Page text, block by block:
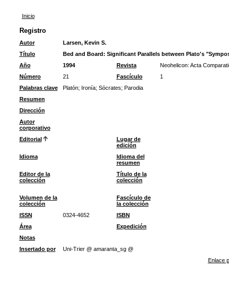
Inicio
Registro
Autor
Larsen, Kevin S.
Título
Bed and Board: Significant Parallels between Plato's
Año
1994 Revista
Neohelicon: Acta
Número
21 Fascículo
1
Palabras clave
Platón; Ironía; Sócrates; Parodia
Resumen
Dirección
Autor
corporativo
Editorial
Lugar de
edición
Idioma
Idioma del
resumen
Editor de la
colección
Título de la
colección
Volumen de la
colección
Fascículo de
la colección
ISSN
0324-4652
ISBN
Área
Expedición
Notas
Insertado por
Uni-Trier @ amaranta_sg @
Enlace